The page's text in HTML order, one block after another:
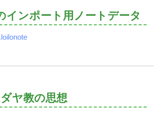
インポート用ノートデータ
ダヤ教の思想